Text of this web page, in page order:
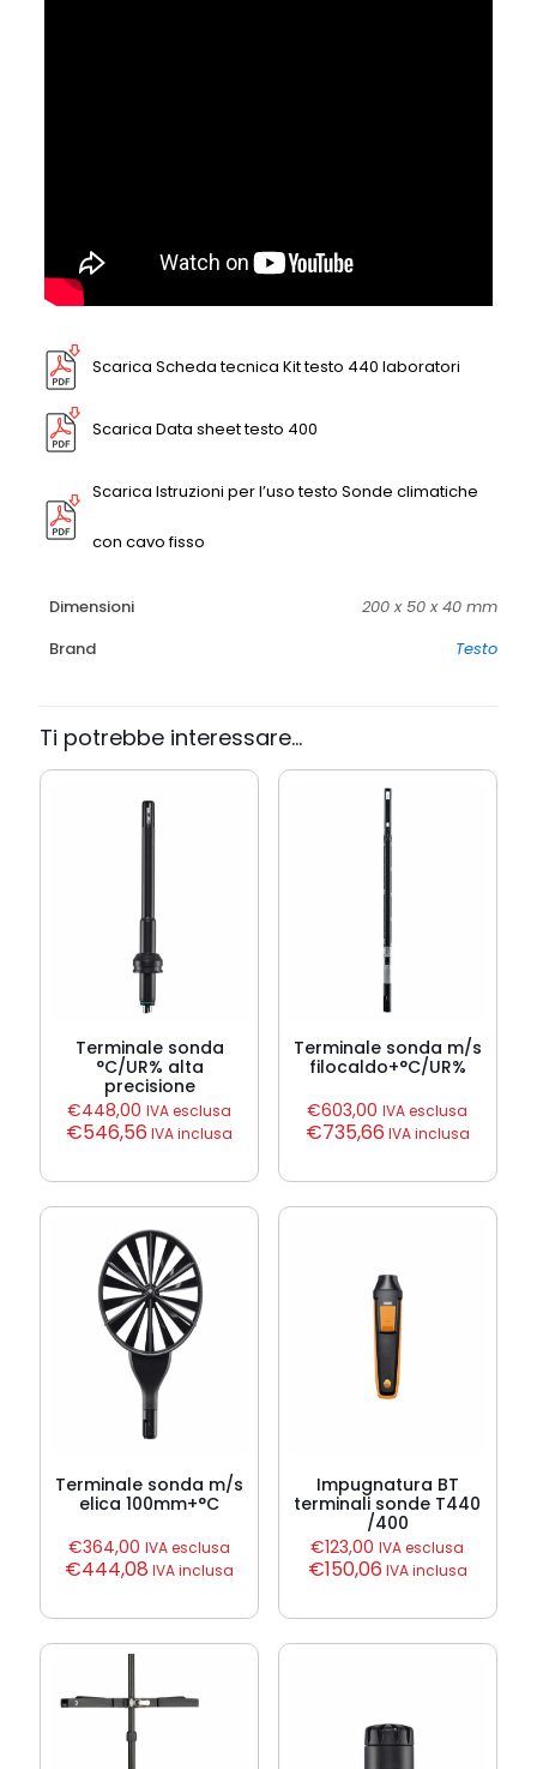
Scarica Scheda tecnica Kit testo 440 laboratori
Scarica Data sheet testo 400
Scarica Istruzioni per l’uso testo Sonde climatiche
con cavo fisso
Dimensioni
200 x 50 x 40 mm
Brand
Testo
Ti potrebbe interessare…
Terminale sonda
°C/UR% alta
precisione
€448,00 IVA esclusa
€546,56 IVA inclusa
Terminale sonda m/s
filocaldo+°C/UR%
€603,00 IVA esclusa
€735,66 IVA inclusa
Terminale sonda m/s
elica 100mm+°C
€364,00 IVA esclusa
€444,08 IVA inclusa
Impugnatura BT
terminali sonde T440
/400
€123,00 IVA esclusa
€150,06 IVA inclusa